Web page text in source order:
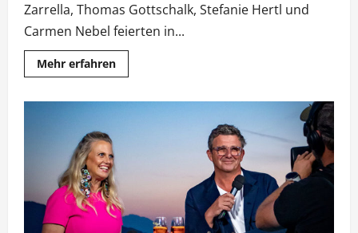
Zarrella, Thomas Gottschalk, Stefanie Hertl und
Carmen Nebel feierten in...
Mehr erfahrenMehr
Informationen
Kimmig